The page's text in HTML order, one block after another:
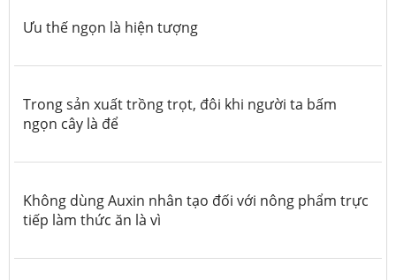
Ưu thế ngọn là hiện tượng
Trong sản xuất trồng trọt, đôi khi người ta bấm
ngọn cây là để
Không dùng Auxin nhân tạo đối với nông phẩm trực
tiếp làm thức ăn là vì